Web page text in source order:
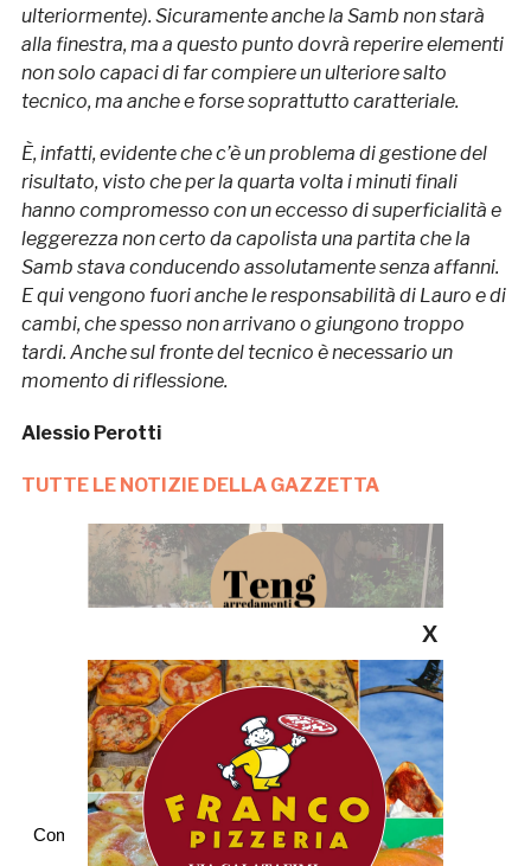
ulteriormente). Sicuramente anche la Samb non starà
alla finestra, ma a questo punto dovrà reperire elementi
non solo capaci di far compiere un ulteriore salto
tecnico, ma anche e forse soprattutto caratteriale.
È, infatti, evidente che c’è un problema di gestione del
risultato, visto che per la quarta volta i minuti finali
hanno compromesso con un eccesso di superficialità e
leggerezza non certo da capolista una partita che la
Samb stava conducendo assolutamente senza affanni.
E qui vengono fuori anche le responsabilità di Lauro e di
cambi, che spesso non arrivano o giungono troppo
tardi. Anche sul fronte del tecnico è necessario un
momento di riflessione.
Alessio Perotti
TUTTE LE NOTIZIE DELLA GAZZETTA
Commenti
X